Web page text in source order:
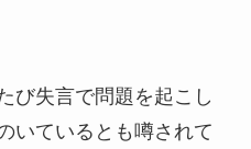
び失言で問題を起こし
いているとも噂されて